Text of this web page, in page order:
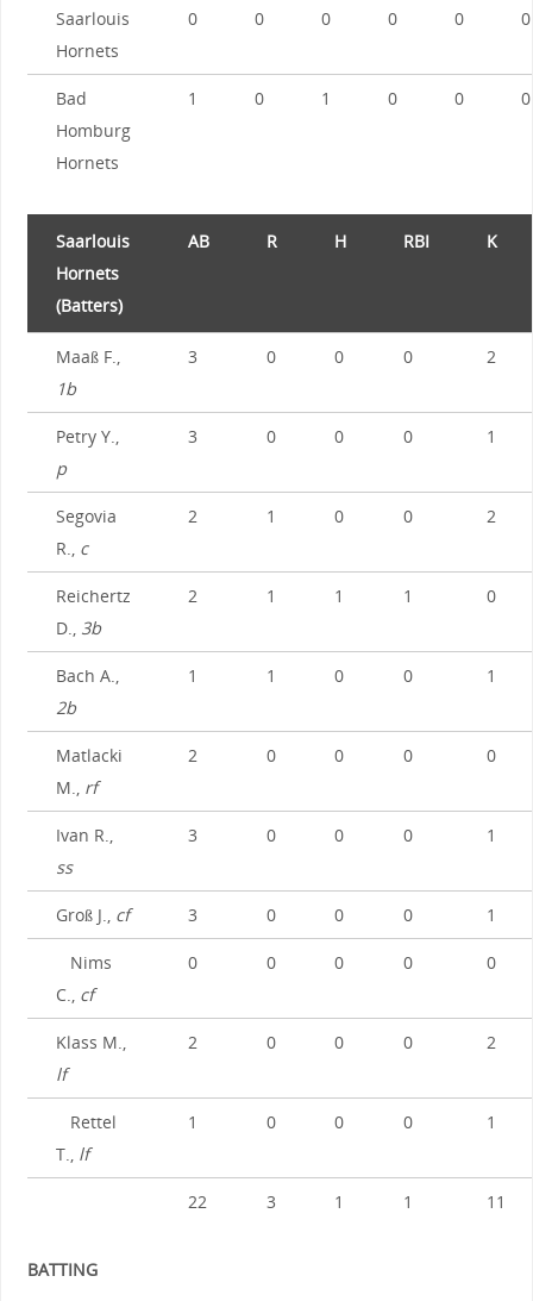
Saarlouis
Hornets
0 0 0 0 0 0
Bad
Homburg
Hornets
1 0 1 0 0 0
Saarlouis
Hornets
(Batters)
AB R H RBI K
Maaß F.,
1b
3 0 0 0 2
Petry Y.,
p
3 0 0 0 1
Segovia
R., c
2 1 0 0 2
Reichertz
D., 3b
2 1 1 1 0
Bach A.,
2b
1 1 0 0 1
Matlacki
M., rf
2 0 0 0 0
Ivan R.,
ss
3 0 0 0 1
Groß J., cf 3 0 0 0 1
Nims
C., cf
0 0 0 0 0
Klass M.,
lf
2 0 0 0 2
Rettel
T., lf
1 0 0 0 1
22 3 1 1 11
BATTING